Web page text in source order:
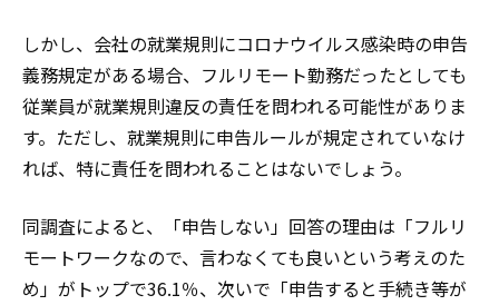
しかし、会社の就業規則にコロナウイルス感染時の申告
義務規定がある場合、フルリモート勤務だったとしても
従業員が就業規則違反の責任を問われる可能性がありま
す。ただし、就業規則に申告ルールが規定されていなけ
れば、特に責任を問われることはないでしょう。
同調査によると、「申告しない」回答の理由は「フルリ
モートワークなので、言わなくても良いという考えのた
め」がトップで36.1％、次いで「申告すると手続き等が